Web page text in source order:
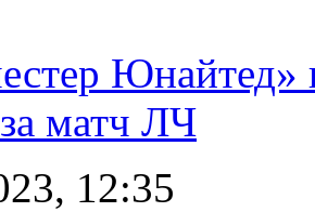
Юнайтед»
матч ЛЧ
12:35